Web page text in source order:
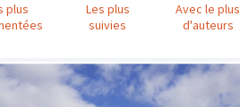
plus
Les plus
suivies
Avec le plus
d'auteurs